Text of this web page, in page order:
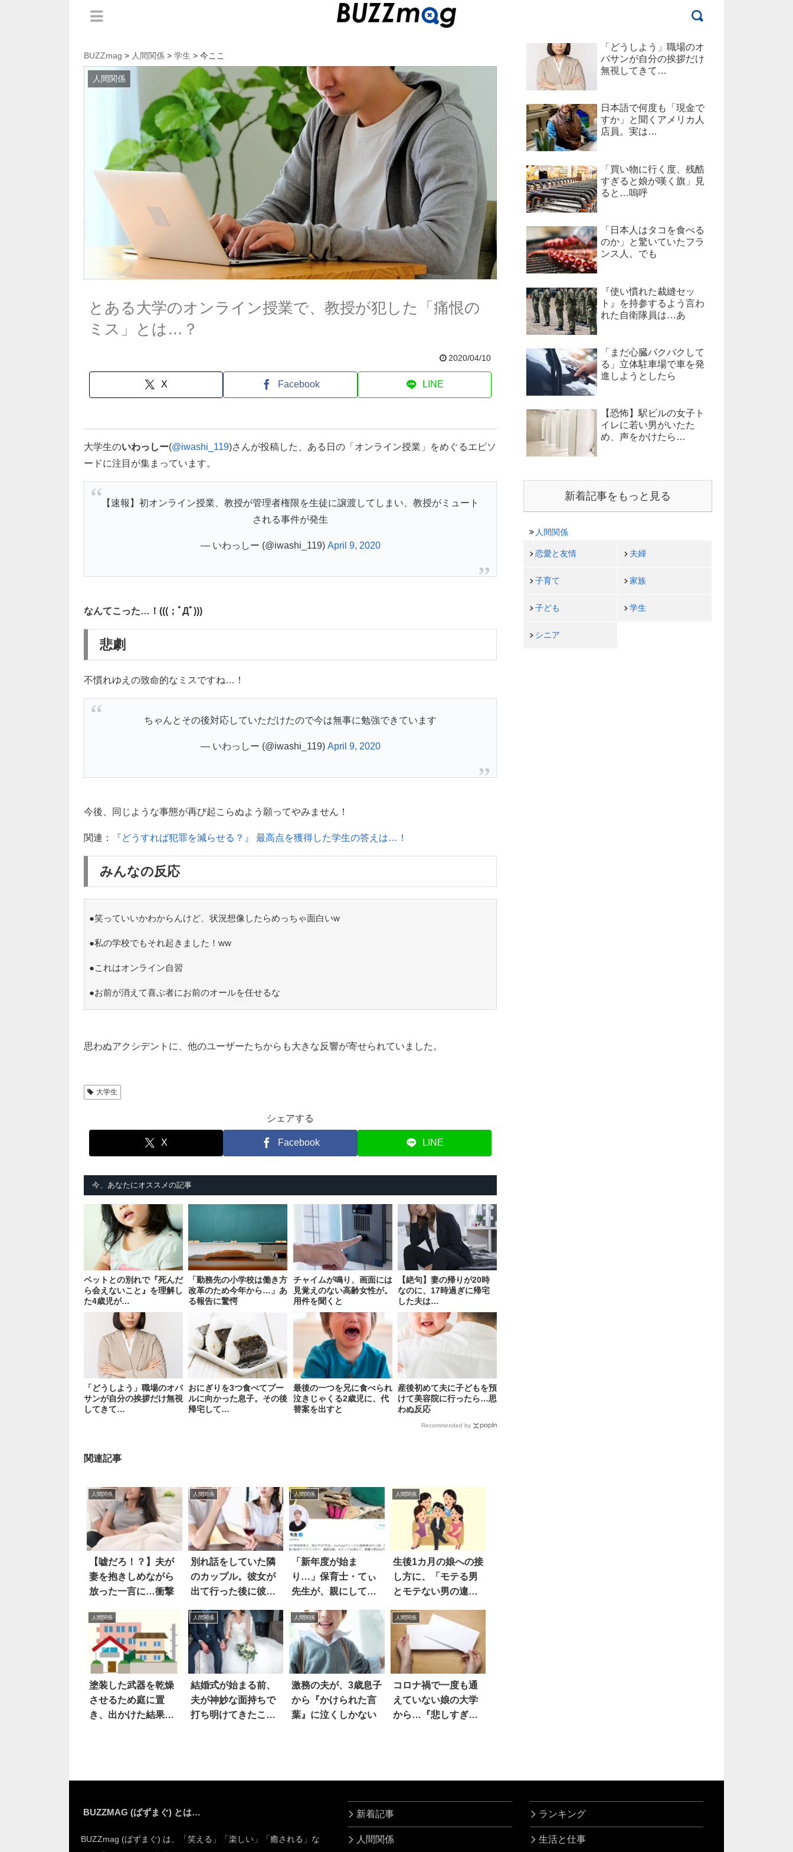
BUZZmag > 人間関係 > 学生 > 今ここ
人間関係
とある大学のオンライン授業で、教授が犯した「痛恨の
ミス」とは…？
2020/04/10
X Facebook LINE
大学生のいわっしー(@iwashi_119)さんが投稿した、ある日の「オンライン授業」をめぐるエピソ
ードに注目が集まっています。
【速報】初オンライン授業、教授が管理者権限を生徒に譲渡してしまい、教授がミュート
される事件が発生
— いわっしー (@iwashi_119) April 9, 2020
なんてこった…！(((；ﾟДﾟ)))
悲劇
不慣れゆえの致命的なミスですね…！
ちゃんとその後対応していただけたので今は無事に勉強できています
— いわっしー (@iwashi_119) April 9, 2020
今後、同じような事態が再び起こらぬよう願ってやみません！
関連： 『どうすれば犯罪を減らせる？』 最高点を獲得した学生の答えは…！
みんなの反応
●笑っていいかわからんけど、状況想像したらめっちゃ面白いw
●私の学校でもそれ起きました！ww
●これはオンライン自習
●お前が消えて喜ぶ者にお前のオールを任せるな
思わぬアクシデントに、他のユーザーたちからも大きな反響が寄せられていました。
大学生
シェアする
X Facebook LINE
今、あなたにオススメの記事
ペットとの別れで『死んだ
ら会えないこと』を理解し
た4歳児が…
「勤務先の小学校は働き方
改革のため今年から…」あ
る報告に驚愕
チャイムが鳴り、画面には
見覚えのない高齢女性が。
用件を聞くと
【絶句】妻の帰りが20時
なのに、17時過ぎに帰宅
した夫は…
「どうしよう」職場のオバ
サンが自分の挨拶だけ無視
してきて…
おにぎりを3つ食べてプー
ルに向かった息子。その後
帰宅して…
最後の一つを兄に食べられ
泣きじゃくる2歳児に、代
替案を出すと
産後初めて夫に子どもを預
けて美容院に行ったら…思
わぬ反応
Recommended by
関連記事
人間関係
【嘘だろ！？】夫が
妻を抱きしめながら
放った一言に…衝撃
人間関係
別れ話をしていた隣
のカップル。彼女が
出て行った後に彼氏
人間関係
「新年度が始ま
り…」保育士・てぃ
先生が、親にしても
人間関係
生後1カ月の娘への接
し方に、「モテる男
とモテない男の違
人間関係
塗装した武器を乾燥
させるため庭に置
き、出かけた結果…
人間関係
結婚式が始まる前、
夫が神妙な面持ちで
打ち明けてきたこと
人間関係
激務の夫が、3歳息子
から『かけられた言
葉』に泣くしかない
人間関係
コロナ禍で一度も通
えていない娘の大学
から…『悲しすぎる
「どうしよう」職場のオ
バサンが自分の挨拶だけ
無視してきて…
日本語で何度も「現金で
すか」と聞くアメリカ人
店員。実は…
「買い物に行く度、残酷
すぎると娘が嘆く旗」見
ると…嗚呼
「日本人はタコを食べる
のか」と驚いていたフラ
ンス人。でも
『使い慣れた裁縫セッ
ト』を持参するよう言わ
れた自衛隊員は…あ
「まだ心臓バクバクして
る」立体駐車場で車を発
進しようとしたら
【恐怖】駅ビルの女子ト
イレに若い男がいたた
め、声をかけたら…
新着記事をもっと見る
人間関係
恋愛と友情 夫婦
子育て 家族
子ども 学生
シニア
BUZZMAG (ばずまぐ) とは…
BUZZmag (ばずまぐ) は、「笑える」「楽しい」「癒される」な
新着記事
人間関係
ランキング
生活と仕事